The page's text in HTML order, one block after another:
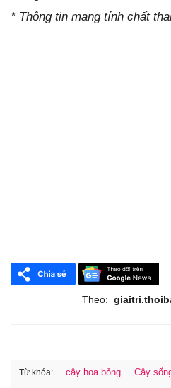
* Thông tin mang tính chất
Theo:
Từ khóa: cây hoa bỏng Cây